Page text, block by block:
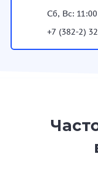
Сб, Вс:
+7 (382-2)